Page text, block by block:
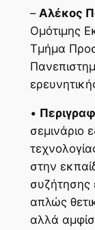
– Αλέκος
Ομότιμης
Τμήμα
•
σεμινάριο
στην
συζήτησης
απλώς
αλλά